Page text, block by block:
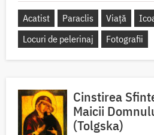
Acatist Paraclis Viață
Locuri de pelerinaj
Fotografii
Cinstirea
Maicii
(Tolgska)